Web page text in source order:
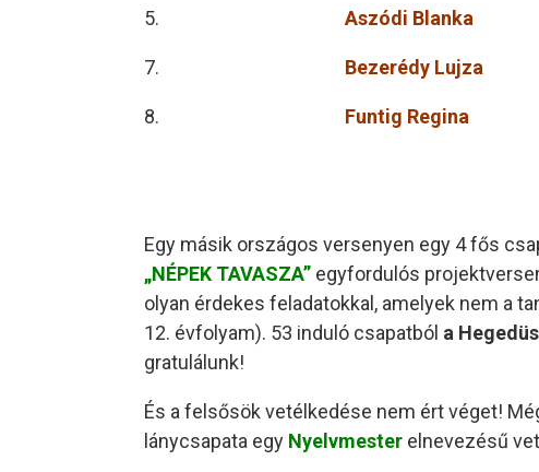
5. Aszódi Blanka
7. Bezerédy Lujza
8. Funtig Regina
Egy másik országos versenyen egy 4 fős
„NÉPEK TAVASZA” egyfordulós
olyan érdekes feladatokkal, amelyek nem a
12. évfolyam). 53 induló csapatból a
gratulálunk!
És a felsősök vetélkedése nem ért véget!
lánycsapata egy Nyelvmester elnevezésű